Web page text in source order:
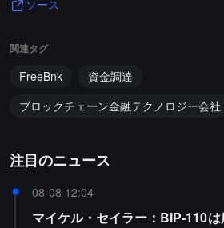
ソース
関連タグ
FreeBnk
資金調達
ブロックチェーン金融テクノロジー会社
注目のニュース
08-08 12:04
マイケル・セイラー：BIP-110